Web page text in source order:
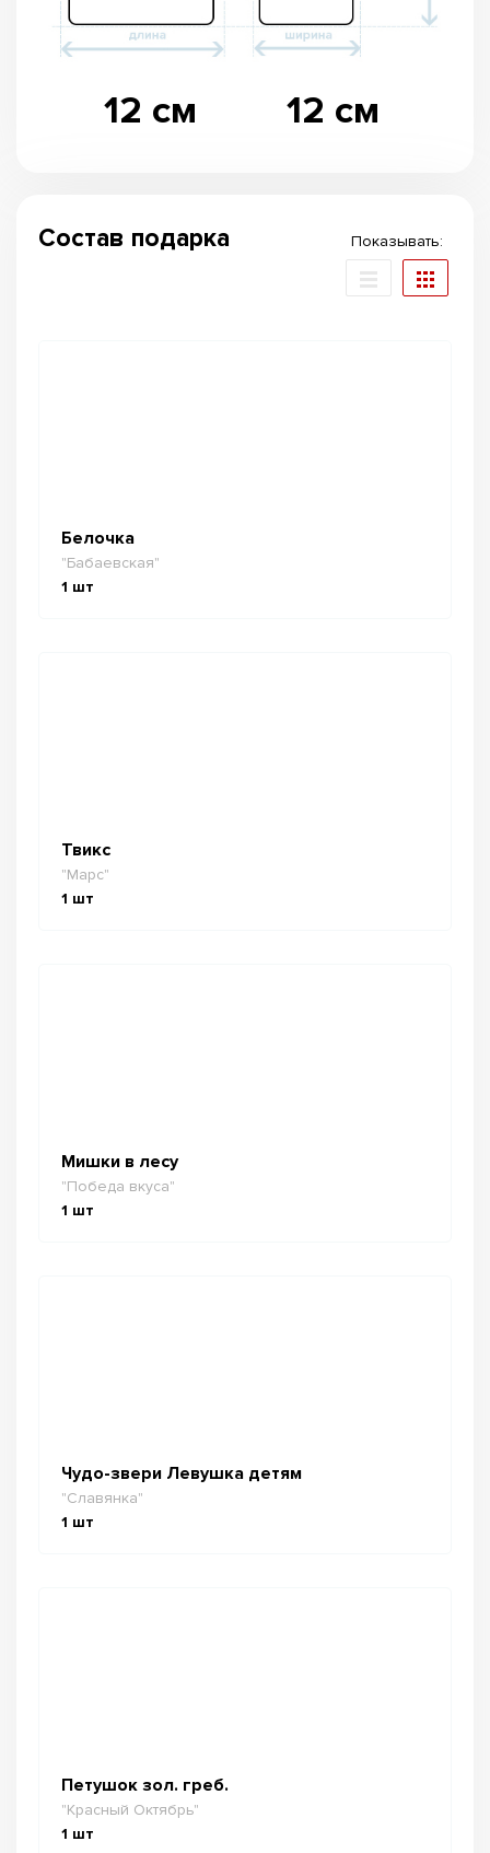
12 см 12 см
Состав подарка Показывать:
Белочка
"Бабаевская"
1 шт
Твикс
"Марс"
1 шт
Мишки в лесу
"Победа вкуса"
1 шт
Чудо-звери Левушка детям
"Славянка"
1 шт
Петушок зол. греб.
"Красный Октябрь"
1 шт